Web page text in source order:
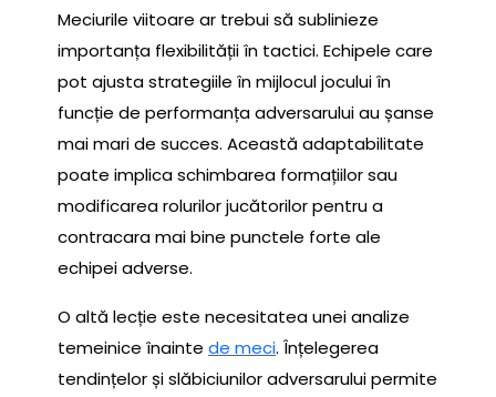
Meciurile viitoare ar trebui să sublinieze
importanța flexibilității în tactici. Echipele care
pot ajusta strategiile în mijlocul jocului în
funcție de performanța adversarului au șanse
mai mari de succes. Această adaptabilitate
poate implica schimbarea formațiilor sau
modificarea rolurilor jucătorilor pentru a
contracara mai bine punctele forte ale
echipei adverse.
O altă lecție este necesitatea unei analize
temeinice înainte de meci. Înțelegerea
tendințelor și slăbiciunilor adversarului permite